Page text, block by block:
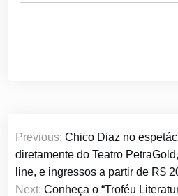
Navegação
de
Post
Previous: Chico Diaz no
diretamente do Teatro
line, e ingressos a partir de R$
Next: Conheça o “Troféu